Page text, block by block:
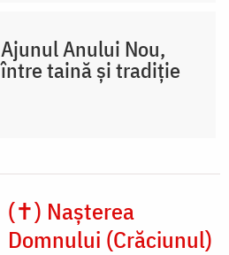
Ajunul Anului Nou,
între taină și tradiție
(✝) Nașterea
Domnului (Crăciunul)